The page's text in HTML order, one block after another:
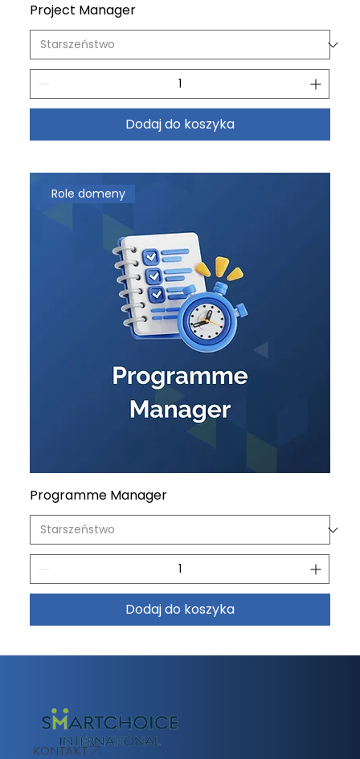
Project Manager
Dodaj do koszyka
Role domeny
Programme Manager
Dodaj do koszyka
KONTAKT